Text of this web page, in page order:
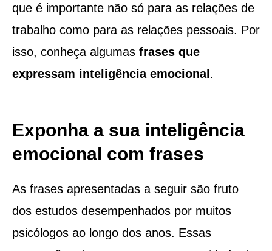
que é importante não só para as relações de
trabalho como para as relações pessoais. Por
isso, conheça algumas frases que
expressam inteligência emocional .
Exponha a sua inteligência
emocional com frases
As frases apresentadas a seguir são fruto
dos estudos desempenhados por muitos
psicólogos ao longo dos anos. Essas